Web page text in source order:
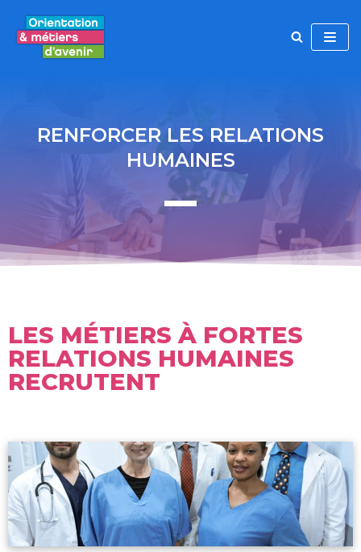
Aller
RENFORCER LES RELATIONS
HUMAINES
LES MÉTIERS À FORTES
RELATIONS HUMAINES
RECRUTENT